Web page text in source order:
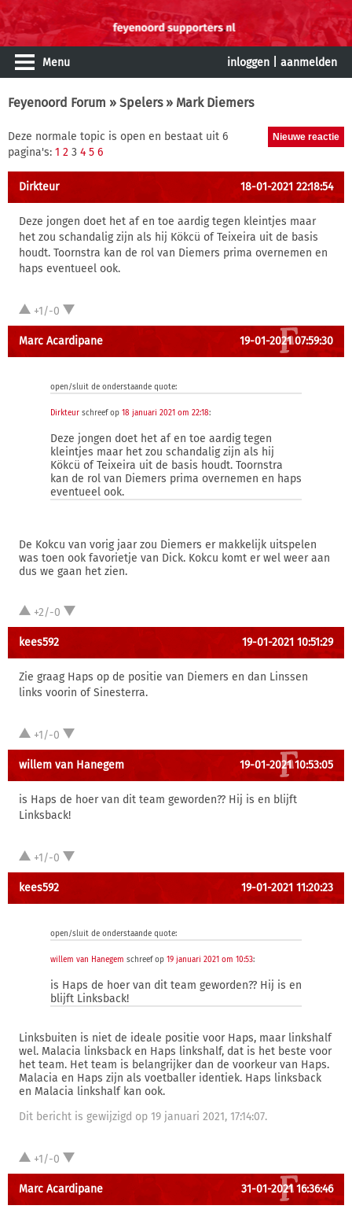
Menu inloggen aanmelden
Feyenoord Forum » Spelers» Mark Diemers
Deze normale topic is open en bestaat uit 6
pagina's: 1 2 3 4 5 6
Dirkteur 18-01-2021 22:18:54
Deze jongen doet het af en toe aardig tegen kleintjes maar
het zou schandalig zijn als hij Kökcü of Teixeira uit de basis
houdt. Toornstra kan de rol van Diemers prima overnemen en
haps eventueel ook.
+1/-0
Marc Acardipane 19-01-2021 07:59:30
open/sluit de onderstaande quote:
Dirkteur schreef op 18 januari 2021 om 22:18:
Deze jongen doet het af en toe aardig tegen
kleintjes maar het zou schandalig zijn als hij
Kökcü of Teixeira uit de basis houdt. Toornstra
kan de rol van Diemers prima overnemen en haps
eventueel ook.
De Kokcu van vorig jaar zou Diemers er makkelijk uitspelen
was toen ook favorietje van Dick. Kokcu komt er wel weer aan
dus we gaan het zien.
+2/-0
kees592 19-01-2021 10:51:29
Zie graag Haps op de positie van Diemers en dan Linssen
links voorin of Sinesterra.
+1/-0
willem van Hanegem 19-01-2021 10:53:05
is Haps de hoer van dit team geworden?? Hij is en blijft
Linksback!
+1/-0
kees592 19-01-2021 11:20:23
open/sluit de onderstaande quote:
willem van Hanegem schreef op 19 januari 2021 om 10:53:
is Haps de hoer van dit team geworden?? Hij is en
blijft Linksback!
Linksbuiten is niet de ideale positie voor Haps, maar linkshalf
wel. Malacia linksback en Haps linkshalf, dat is het beste voor
het team. Het team is belangrijker dan de voorkeur van Haps.
Malacia en Haps zijn als voetballer identiek. Haps linksback
en Malacia linkshalf kan ook.
Dit bericht is gewijzigd op 19 januari 2021, 17:14:07.
+1/-0
Marc Acardipane 31-01-2021 16:36:46